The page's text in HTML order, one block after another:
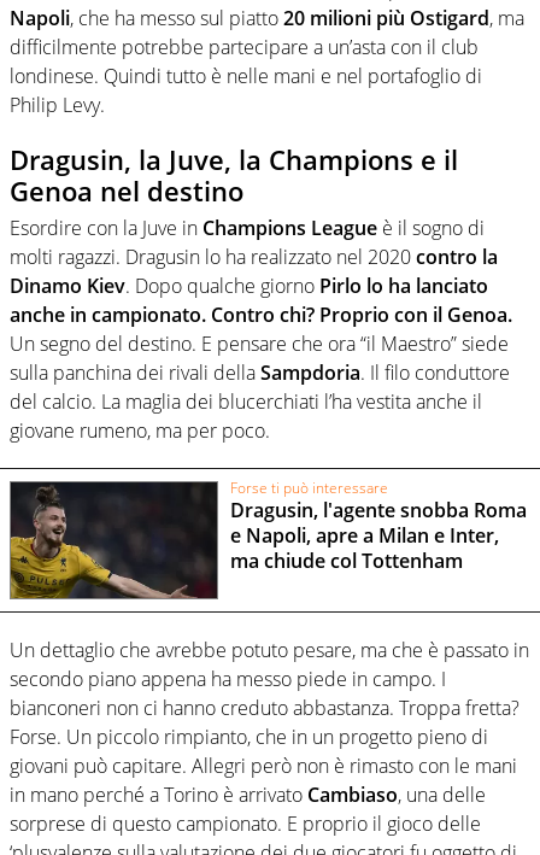
Napoli, che ha messo sul piatto20 milioni più Ostigard, ma
difficilmente potrebbe partecipare a un’asta con il club
londinese. Quindi tutto è nelle mani e nel portafoglio di
Philip Levy.
Dragusin, la Juve, la Champions e il
Genoa nel destino
Esordire con la Juve in Champions League è il sogno di
molti ragazzi. Dragusin lo ha realizzato nel 2020contro la
Dinamo Kiev. Dopo qualche giorno Pirlo lo ha lanciato
anche in campionato. Contro chi? Proprio con il Genoa.
Un segno del destino. E pensare che ora “il Maestro” siede
sulla panchina dei rivali dellaSampdoria. Il filo conduttore
del calcio. La maglia dei blucerchiati l’ha vestita anche il
giovane rumeno, ma per poco.
Forse ti può interessare
Dragusin, l'agente snobba Roma
e Napoli, apre a Milan e Inter,
ma chiude col Tottenham
Un dettaglio che avrebbe potuto pesare, ma che è passato in
secondo piano appena ha messo piede in campo. I
bianconeri non ci hanno creduto abbastanza. Troppa fretta?
Forse. Un piccolo rimpianto, che in un progetto pieno di
giovani può capitare. Allegri però non è rimasto con le mani
in mano perché a Torino è arrivato Cambiaso, una delle
sorprese di questo campionato. E proprio il gioco delle